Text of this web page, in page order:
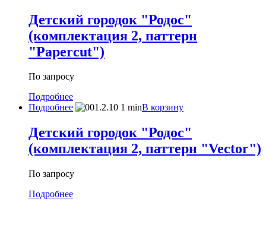
Детский городок "Родос"
(комплектация 2, паттерн
"Papercut")
По запросу
Подробнее
Подробнее
В корзину
Детский городок "Родос"
(комплектация 2, паттерн "Vector")
По запросу
Подробнее